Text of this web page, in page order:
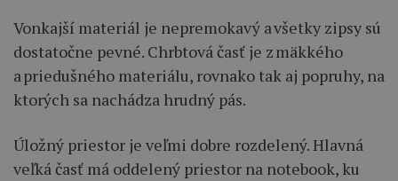
Vonkajší materiál je nepremokavý a všetky zipsy sú
dostatočne pevné. Chrbtová časť je z mäkkého
a priedušného materiálu, rovnako tak aj popruhy, na
ktorých sa nachádza hrudný pás.
Úložný priestor je veľmi dobre rozdelený. Hlavná
veľká časť má oddelený priestor na notebook, ku